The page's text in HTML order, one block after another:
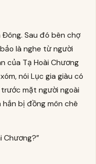
Sau đó bên chợ
là nghe từ người
của Tạ Hoài Chương
nói Lục gia giàu có
mặt người ngoài
hắn bị đồng môn chê
Chương?”